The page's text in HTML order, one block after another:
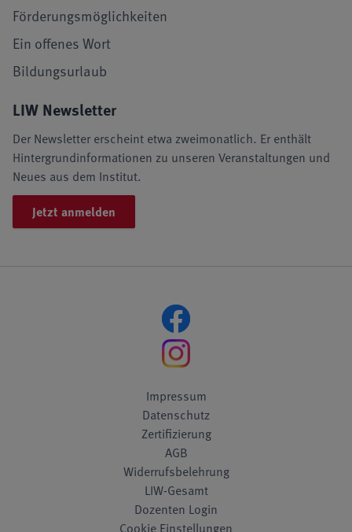
Förderungsmöglichkeiten
Ein offenes Wort
Bildungsurlaub
LIW Newsletter
Der Newsletter erscheint etwa zweimonatlich. Er enthält
Hintergrundinformationen zu unseren Veranstaltungen und
Neues aus dem Institut.
Jetzt anmelden
Impressum
Datenschutz
Zertifizierung
AGB
Widerrufsbelehrung
LIW-Gesamt
Dozenten Login